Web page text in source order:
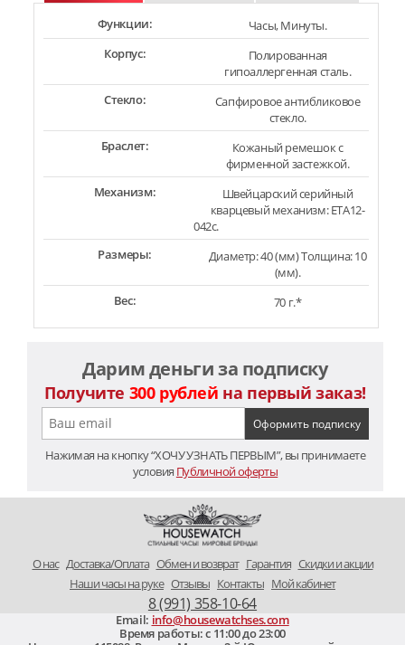
Функции:
Часы, Минуты.
Корпус:
Полированная
гипоаллергенная сталь.
Стекло:
Сапфировое антибликовое
стекло.
Браслет:
Кожаный ремешок с
фирменной застежкой.
Механизм:
Швейцарский серийный
кварцевый механизм: ETA12-
042c.
Размеры:
Диаметр: 40 (мм) Толщина: 10
(мм).
Вес:
70 г.*
Дарим деньги за подписку
Получите 300 рублей на первый заказ!
Нажимая на кнопку “ХОЧУ УЗНАТЬ ПЕРВЫМ”, вы принимаете
условия Публичной оферты
O нас Доставка/Оплата Обмен и возврат Гарантия Скидки и акции
Наши часы на руке Отзывы Контакты Мой кабинет
8 (991) 358-10-64
Email: info@housewatchses.com
Время работы: c 11:00 до 23:00